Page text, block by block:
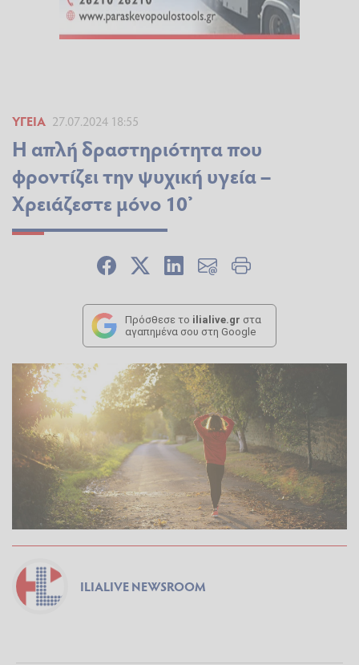
ΥΓΕΊΑ 27.07.2024 18:55
Η απλή δραστηριότητα που
φροντίζει την ψυχική υγεία –
Χρειάζεστε μόνο 10’
Πρόσθεσε το ilialive.gr στα
αγαπημένα σου στη Google
ILIALIVE NEWSROOM